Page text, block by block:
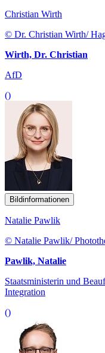
Christian Wirth
© Dr. Christian Wirth/
Wirth, Dr. Christian
AfD
()
Bildinformationen
Natalie Pawlik
© Natalie Pawlik/
Pawlik, Natalie
Staatsministerin und
Integration
()